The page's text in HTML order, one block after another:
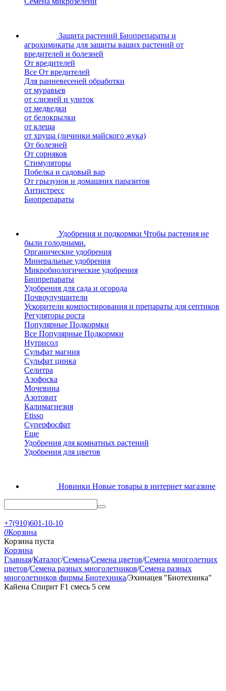
Защита растений Биопрепараты и
агрохимикаты для защиты ваших растений от
вредителей и болезней
От вредителей
Все От вредителей
Для ранневесеней обработки
от муравьев
от слизней и улиток
от медведки
от белокрылки
от клеща
от хруща (личинки майского жука)
От болезней
От сорняков
Стимуляторы
Побелка и садовый вар
От грызунов и домашних паразитов
Антистресс
Биопрепараты
Удобрения и подкормки Чтобы растения не
были голодными.
Органические удобрения
Минеральные удобрения
Микробиологические удобрения
Биопрепараты
Удобрения для сада и огорода
Почвоулучшители
Ускорители компостирования и препараты для септиков
Регуляторы роста
Популярные Подкормки
Все Популярные Подкормки
Нутрисол
Сульфат магния
Сульфат цинка
Селитра
Азофоска
Мочевина
Азотовит
Калимагнезия
Etisso
Суперфосфат
Еще
Удобрения для комнатных растений
Удобрения для цветов
Новинки Новые товары в интернет магазине
+7(910)601-10-10
0Корзина
Корзина пуста
Корзина
Главная/Каталог/Семена/Семена цветов/Семена многолетних
цветов/Семена разных многолетников/Семена разных
многолетников фирмы Биотехника/Эхинацея "Биотехника"
Кайена Спирит F1 смесь 5 сем